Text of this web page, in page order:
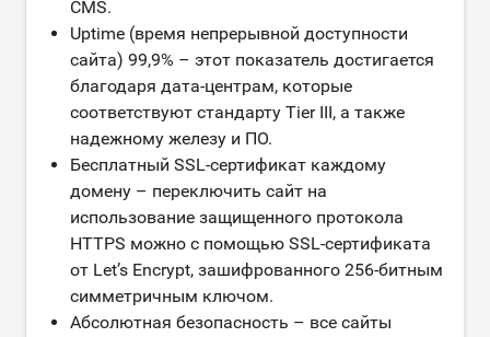
CMS.
Uptime (время непрерывной доступности
сайта) 99,9% – этот показатель достигается
благодаря дата-центрам, которые
соответствуют стандарту Tier III, а также
надежному железу и ПО.
Бесплатный SSL-сертификат каждому
домену – переключить сайт на
использование защищенного протокола
HTTPS можно с помощью SSL-сертификата
от Let’s Encrypt, зашифрованного 256-битным
симметричным ключом.
Абсолютная безопасность – все сайты